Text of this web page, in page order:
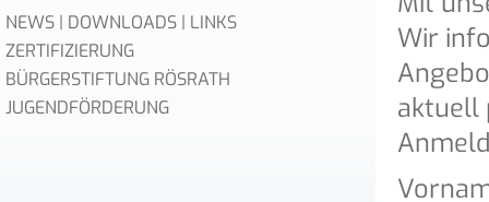
NEWS | DOWNLOADS | LINKS
ZERTIFIZIERUNG
BÜRGERSTIFTUNG RÖSRATH
JUGENDFÖRDERUNG
Wir
aktuell